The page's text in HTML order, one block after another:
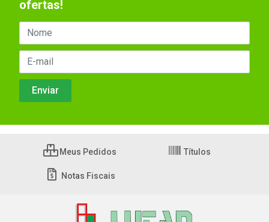
ofertas!
Meus Pedidos Títulos
Notas Fiscais